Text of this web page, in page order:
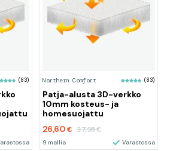
(83) Northern Comfort (83)
Patja-alusta 3D-verkko
10mm kosteus- ja
homesuojattu
26,60 € 37,95€
9 mallia Varastossa